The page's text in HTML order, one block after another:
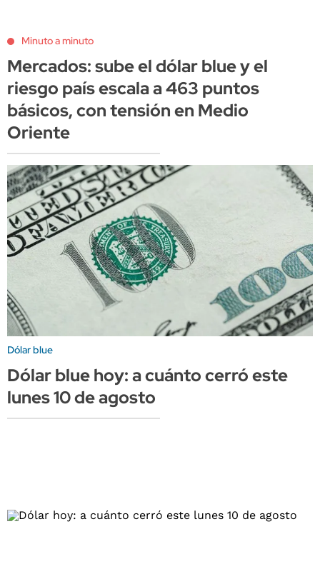
Minuto a minuto
Mercados: sube el dólar blue y el
riesgo país escala a 463 puntos
básicos, con tensión en Medio
Oriente
Dólar blue
Dólar blue hoy: a cuánto cerró este
lunes 10 de agosto